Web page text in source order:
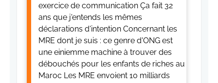
exercice de communication Ça fait 32
ans que j'entends les mêmes
déclarations d'intention Concernant les
MRE dont je suis : ce genre d'ONG est
une einiemme machine à trouver des
débouchés pour les enfants de riches au
Maroc Les MRE envoient 10 milliards